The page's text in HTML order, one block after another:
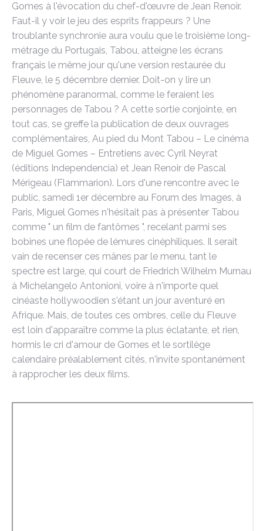
Gomes à l'évocation du chef-d'œuvre de Jean Renoir.
Faut-il y voir le jeu des esprits frappeurs ? Une
troublante synchronie aura voulu que le troisième long-
métrage du Portugais, Tabou, atteigne les écrans
français le même jour qu'une version restaurée du
Fleuve, le 5 décembre dernier. Doit-on y lire un
phénomène paranormal, comme le feraient les
personnages de Tabou ? A cette sortie conjointe, en
tout cas, se greffe la publication de deux ouvrages
complémentaires, Au pied du Mont Tabou – Le cinéma
de Miguel Gomes – Entretiens avec Cyril Neyrat
(éditions Independencia) et Jean Renoir de Pascal
Mérigeau (Flammarion). Lors d'une rencontre avec le
public, samedi 1er décembre au Forum des Images, à
Paris, Miguel Gomes n'hésitait pas à présenter Tabou
comme " un film de fantômes ", recelant parmi ses
bobines une flopée de lémures cinéphiliques. Il serait
vain de recenser ces mânes par le menu, tant le
spectre est large, qui court de Friedrich Wilhelm Murnau
à Michelangelo Antonioni, voire à n'importe quel
cinéaste hollywoodien s'étant un jour aventuré en
Afrique. Mais, de toutes ces ombres, celle du Fleuve
est loin d'apparaître comme la plus éclatante, et rien,
hormis le cri d'amour de Gomes et le sortilège
calendaire préalablement cités, n'invite spontanément
à rapprocher les deux films.